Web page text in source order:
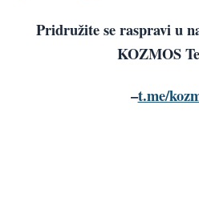
Pridružite se raspravi u
KOZMOS
–t.me/